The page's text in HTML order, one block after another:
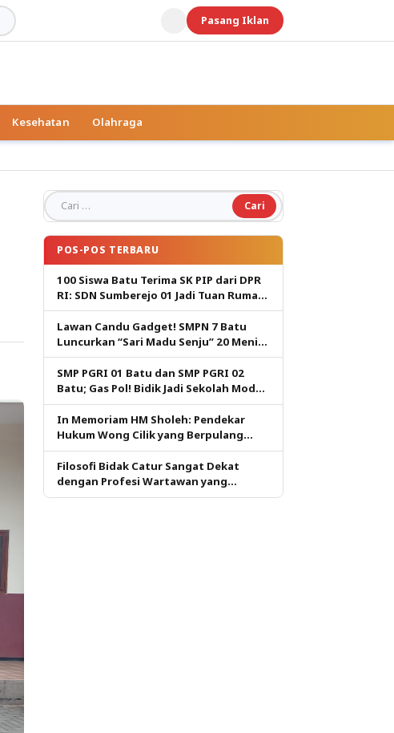
Pasang Iklan
Kesehatan Olahraga
Cari untuk:
POS-POS TERBARU
100 Siswa Batu Terima SK PIP dari DPR
RI: SDN Sumberejo 01 Jadi Tuan Rumah,
Harapan Baru Pendidikan Gratis
Lawan Candu Gadget! SMPN 7 Batu
Luncurkan “Sari Madu Senju” 20 Menit
Cetak Generasi Pembaca
SMP PGRI 01 Batu dan SMP PGRI 02
Batu; Gas Pol! Bidik Jadi Sekolah Model
PM dan KKA Pertama di Kota Batu
In Memoriam HM Sholeh: Pendekar
Hukum Wong Cilik yang Berpulang
dalam Ketulusan
Filosofi Bidak Catur Sangat Dekat
dengan Profesi Wartawan yang
Dituntut Berpikir Kritis